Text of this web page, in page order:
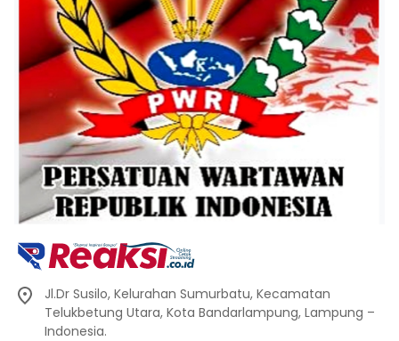
Jl.Dr Susilo, Kelurahan Sumurbatu, Kecamatan
Telukbetung Utara, Kota Bandarlampung, Lampung –
Indonesia.